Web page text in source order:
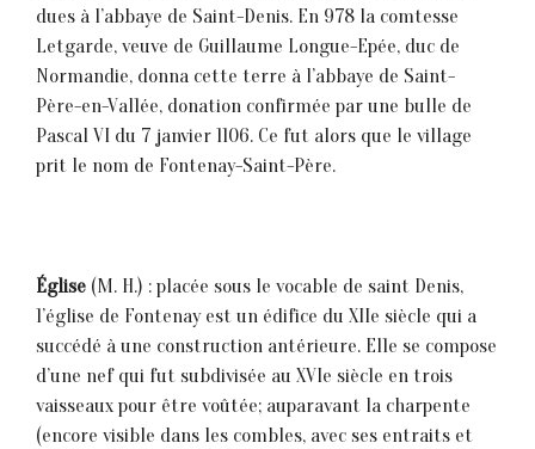
dues à l’abbaye de Saint-Denis. En 978 la comtesse
Letgarde, veuve de Guillaume Longue-Epée, duc de
Normandie, donna cette terre à l’abbaye de Saint-
Père-en-Val1ée, donation confirmée par une bulle de
Pascal VI du 7 janvier 1106. Ce fut alors que le village
prit le nom de Fontenay-Saint-Père.
Église (M. H.) : placée sous le vocable de saint Denis,
1’église de Fontenay est un édifice du XIIe siècle qui a
succédé à une construction antérieure. El1e se compose
d’une nef qui fut subdivisée au XVIe sièc1e en trois
vaisseaux pour être voûtée; auparavant la charpente
(encore visible dans les combles, avec ses entraits et